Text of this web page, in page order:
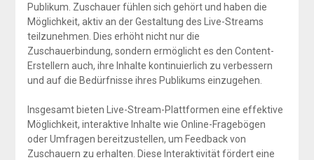
Publikum. Zuschauer fühlen sich gehört und haben die
Möglichkeit, aktiv an der Gestaltung des Live-Streams
teilzunehmen. Dies erhöht nicht nur die
Zuschauerbindung, sondern ermöglicht es den Content-
Erstellern auch, ihre Inhalte kontinuierlich zu verbessern
und auf die Bedürfnisse ihres Publikums einzugehen.
Insgesamt bieten Live-Stream-Plattformen eine effektive
Möglichkeit, interaktive Inhalte wie Online-Fragebögen
oder Umfragen bereitzustellen, um Feedback von
Zuschauern zu erhalten. Diese Interaktivität fördert eine